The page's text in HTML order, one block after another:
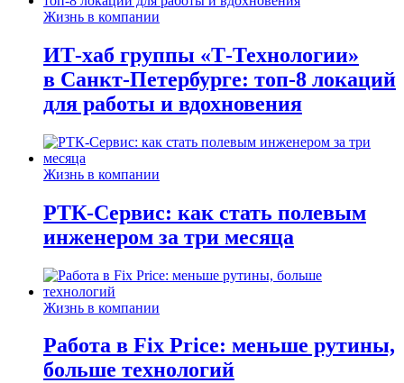
Жизнь в компании
ИТ-хаб группы «Т-Технологии»
в Санкт-Петербурге: топ-8 локаций
для работы и вдохновения
Жизнь в компании
РТК-Сервис: как стать полевым
инженером за три месяца
Жизнь в компании
Работа в Fix Price: меньше рутины,
больше технологий